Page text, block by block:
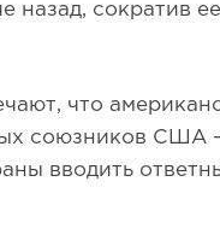
назад, сократив
что
союзников
вводить